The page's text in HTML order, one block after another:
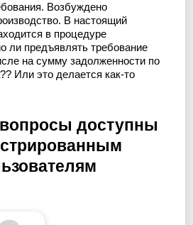
Возбуждено
В настоящий
в процедуре
ли предъявлять требование
на сумму задолженности по
Или это делается как-то
доступны